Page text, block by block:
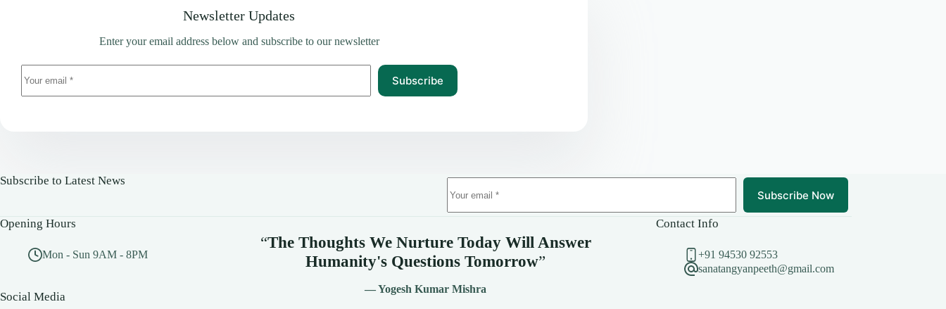
Newsletter Updates
Enter your email address below and subscribe to our newsletter
Subscribe
Subscribe to Latest News
Subscribe Now
Opening Hours
Mon - Sun 9AM - 8PM
Social Media
“The Thoughts We Nurture Today Will Answer
Humanity's Questions Tomorrow”
— Yogesh Kumar Mishra
Contact Info
+91 94530 92553
sanatangyanpeeth@gmail.com